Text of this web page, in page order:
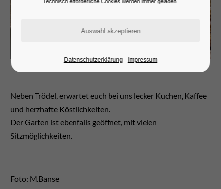
Neben Trödel, erwartet euch bei uns lecker Kuchen, Kaffee
und herzhafte Köstlichkeiten.
Der Garten ist ebenfalls geöffnet, mit vielen
Sitzmöglichkeiten.
Foto: M.Banse
Technisch erforderliche Cookies werden immer geladen.
Datenschutzerklärung Impressum